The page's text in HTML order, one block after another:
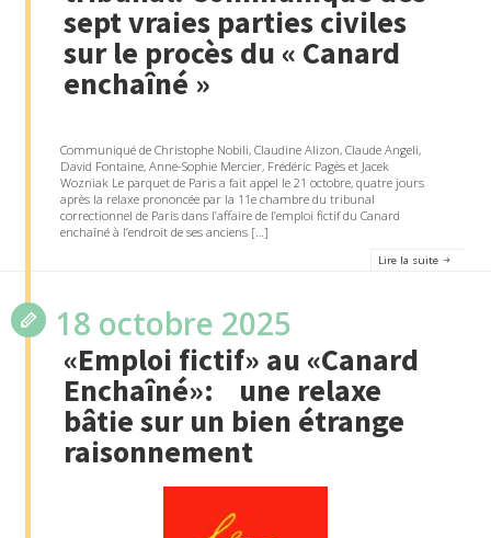
sept vraies parties civiles
sur le procès du « Canard
enchaîné »
Communiqué de Christophe Nobili, Claudine Alizon, Claude Angeli,
David Fontaine, Anne-Sophie Mercier, Frédéric Pagès et Jacek
Wozniak Le parquet de Paris a fait appel le 21 octobre, quatre jours
après la relaxe prononcée par la 11e chambre du tribunal
correctionnel de Paris dans l’affaire de l’emploi fictif du Canard
enchaîné à l’endroit de ses anciens […]
Lire la suite
18 octobre 2025
«Emploi fictif» au «Canard
Enchaîné»: une relaxe
bâtie sur un bien étrange
raisonnement